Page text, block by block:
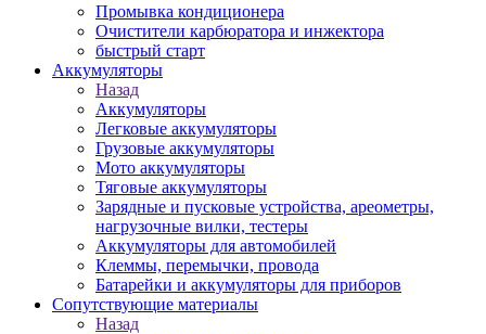
Промывка кондиционера
Очистители карбюратора и инжектора
быстрый старт
Аккумуляторы
Назад
Аккумуляторы
Легковые аккумуляторы
Грузовые аккумуляторы
Мото аккумуляторы
Тяговые аккумуляторы
Зарядные и пусковые устройства, ареометры,
нагрузочные вилки, тестеры
Аккумуляторы для автомобилей
Клеммы, перемычки, провода
Батарейки и аккумуляторы для приборов
Сопутствующие материалы
Назад